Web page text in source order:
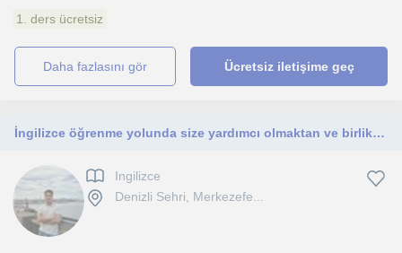
1. ders ücretsiz
daha fazlasını gör Ücretsiz iletişime geç
İngilizce öğrenme yolunda size yardımcı olmaktan ve birlikte gelişim göstermekten mutluluk duyarım
Ingilizce
Denizli Sehri, Merkezefe...